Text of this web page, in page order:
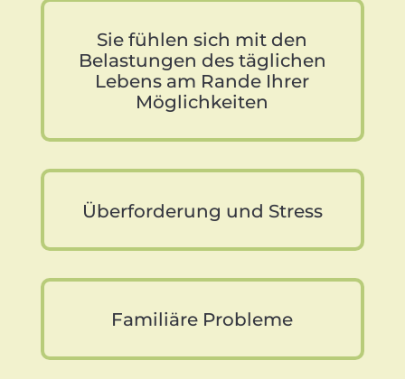
Sie fühlen sich mit den
Belastungen des täglichen
Lebens am Rande Ihrer
Möglichkeiten
Überforderung und Stress
Familiäre Probleme